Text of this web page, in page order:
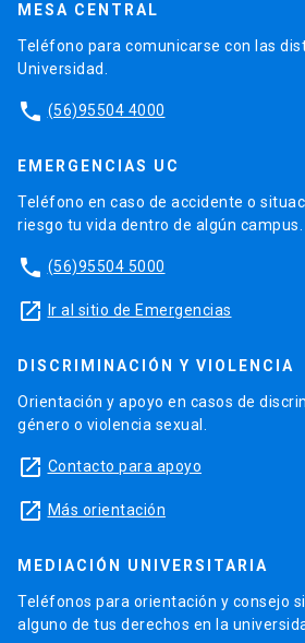
MESA CENTRAL
Teléfono para comunicarse con las
Universidad.
phone (56)95504 4000
EMERGENCIAS UC
Teléfono en caso de accidente o
riesgo tu vida dentro de algún campus.
phone (56)95504 5000
launch Ir al sitio de Emergencias
DISCRIMINACIÓN Y VIOLENCIA
Orientación y apoyo en casos de
género o violencia sexual.
launch Contacto para apoyo
launch Más orientación
MEDIACIÓN UNIVERSITARIA
Teléfonos para orientación y consejo
alguno de tus derechos en la